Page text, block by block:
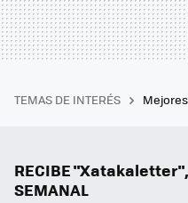
TEMAS DE INTERÉS
RECIBE "Xatakaletter",
SEMANAL